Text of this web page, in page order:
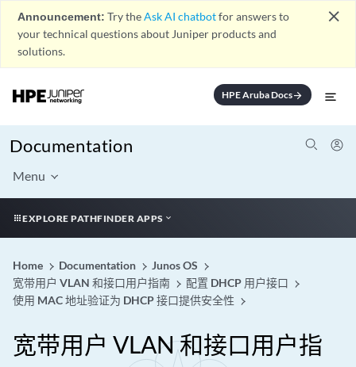
Announcement: Try theAsk AI chatbotfor answers to
your technical questions about Juniper products and
solutions.
close
HPE Aruba Docsarrow_forward
Documentation
Menu
EXPLORE PATHFINDER APPS
Home Documentation
Junos OS
宽带用户 VLAN 和接口用户指南
配置 DHCP 用户接口
使用 MAC 地址验证为 DHCP 接口提供安全性
宽带用户 VLAN 和接口用户指